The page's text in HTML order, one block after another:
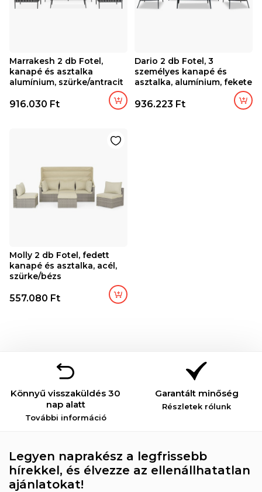
Marrakesh 2 db Fotel,
kanapé és asztalka
alumínium, szürke/antracit
916.030 Ft
Dario 2 db Fotel, 3
személyes kanapé és
asztalka, alumínium, fekete
936.223 Ft
Molly 2 db Fotel, fedett
kanapé és asztalka, acél,
szürke/bézs
557.080 Ft
Könnyű visszaküldés 30
nap alatt
További információ
Garantált minőség
Részletek rólunk
Legyen naprakész a legfrissebb
hírekkel, és élvezze az ellenállhatatlan
ajánlatokat!